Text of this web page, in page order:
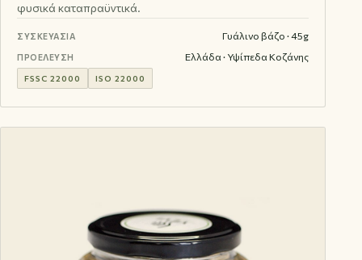
φυσικά καταπραϋντικά.
ΣΥΣΚΕΥΑΣΊΑ Γυάλινο βάζο · 45g
ΠΡΟΈΛΕΥΣΗ Ελλάδα · Υψίπεδα Κοζάνης
FSSC 22000 ISO 22000